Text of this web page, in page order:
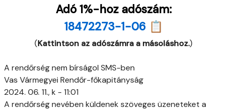
Adó 1%-hoz adószám:
18472273-1-06 📋
(Kattintson az adószámra a másoláshoz.)
A rendőrség nem bírságol SMS-ben
Vas Vármegyei Rendőr-főkapitányság
2024. 06. 11., k - 11:01
A rendőrség nevében küldenek szöveges üzeneteket a